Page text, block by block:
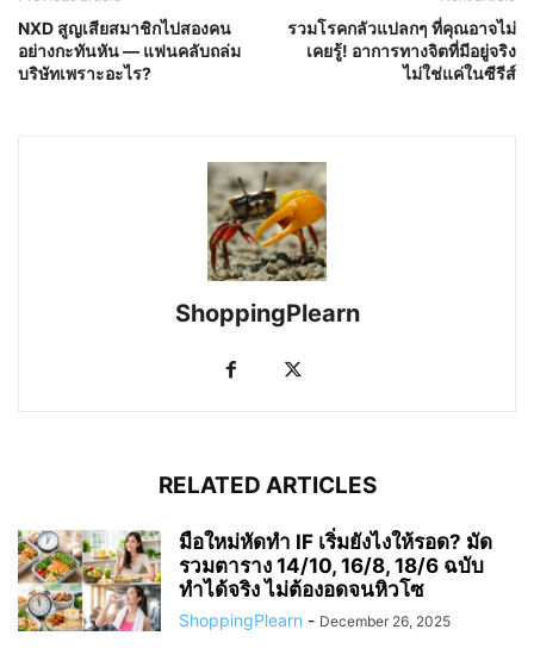
NXD สูญเสียสมาชิกไปสองคน
อย่างกะทันหัน — แฟนคลับถล่ม
บริษัทเพราะอะไร?
รวมโรคกลัวแปลกๆ ที่คุณอาจไม่
เคยรู้! อาการทางจิตที่มีอยู่จริง
ไม่ใช่แค่ในซีรีส์
ShoppingPlearn
RELATED ARTICLES
มือใหม่หัดทำ IF เริ่มยังไงให้รอด? มัด
รวมตาราง 14/10, 16/8, 18/6 ฉบับ
ทำได้จริง ไม่ต้องอดจนหิวโซ
ShoppingPlearn - December 26, 2025